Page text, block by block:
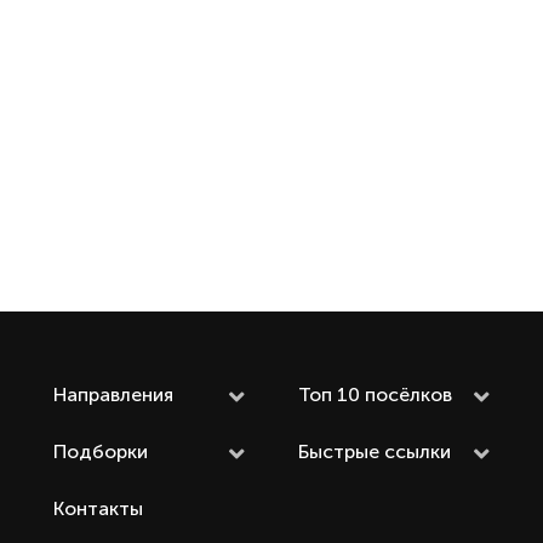
Направления Топ 10 посёлков
Подборки Быстрые ссылки
Контакты